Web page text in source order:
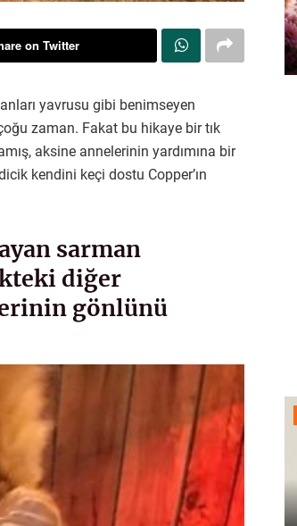
on Twitter
yavrusu gibi benimseyen
zaman. Fakat bu hikaye bir tık
aksine annelerinin yardımına bir
kendini keçi dostu Copper’ın
sarman
diğer
gönlünü